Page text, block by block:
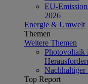
EU-
2026
Energie & Umwelt
Themen
Weitere Themen
Photovoltaik
Nachhaltiger
Top Report